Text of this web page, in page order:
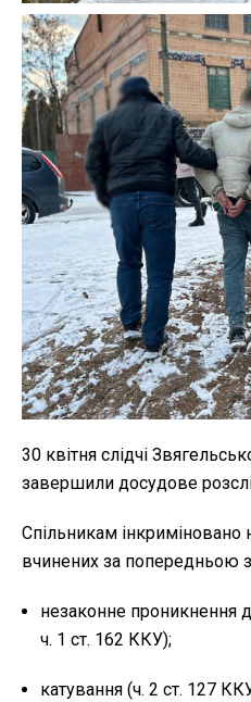
30 квітня слідчі
завершили досудове
Спільникам
вчинених за попередньою
незаконне проникнення
ч. 1 ст. 162 ККУ);
катування (ч. 2 ст. 127